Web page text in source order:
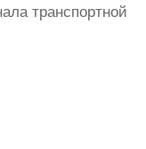
транспортной